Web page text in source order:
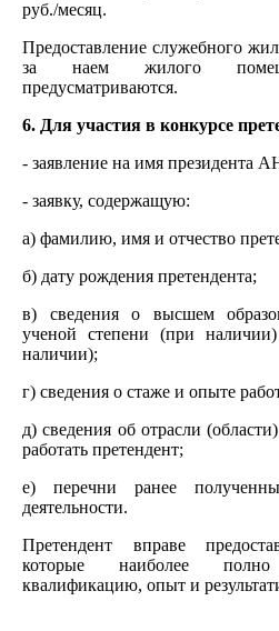
руб./месяц.
Предоставление служебного
за наем жилого
предусматриваются.
6. Для участия в конкурсе
- заявление на имя президента
- заявку, содержащую:
а) фамилию, имя и отчество
б) дату рождения претендента;
в) сведения о высшем
ученой степени (при
наличии);
г) сведения о стаже и опыте
д) сведения об отрасли
работать претендент;
е) перечни ранее
деятельности.
Претендент вправе
которые наиболее
квалификацию, опыт и